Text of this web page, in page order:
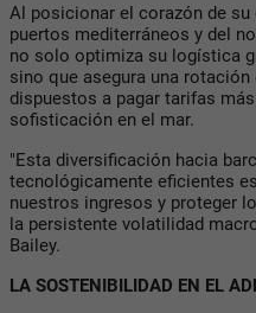
Al posicionar el corazón de
puertos mediterráneos y del
no solo optimiza su logística
sino que asegura una
dispuestos a pagar tarifas
sofisticación en el mar.
"Esta diversificación hacia
tecnológicamente eficientes
nuestros ingresos y proteger
la persistente volatilidad
Bailey.
LA SOSTENIBILIDAD EN EL